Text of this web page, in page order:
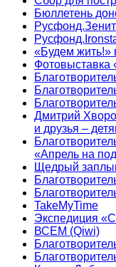
Бюллетень
Русфонд.Зенит
«Будем жить!»
Фотовыставка
Дмитрий
и друзья –
«Апрель на
Щедрый
TakeMyTime
Экспедиция
ВСЕМ (Qiwi)